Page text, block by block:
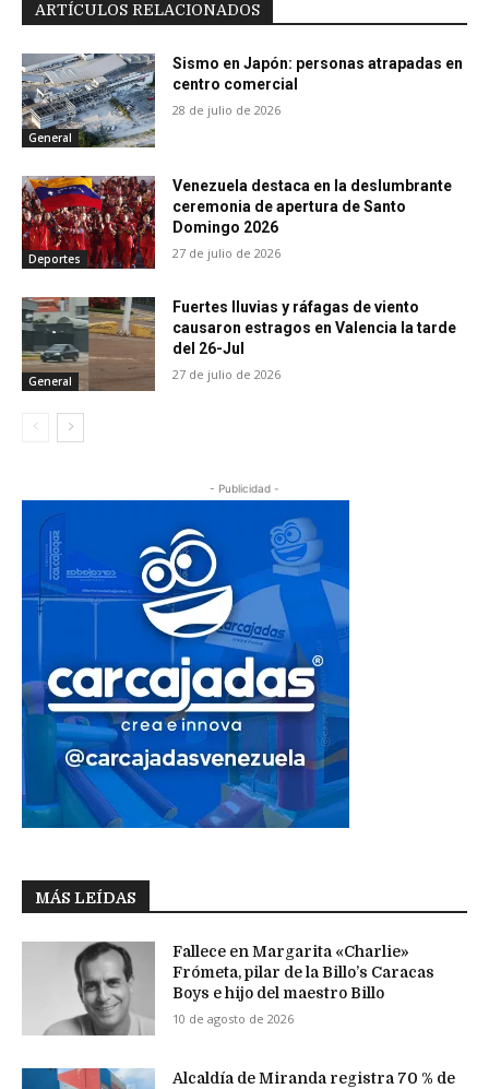
ARTÍCULOS RELACIONADOS
General
Sismo en Japón: personas atrapadas en
centro comercial
28 de julio de 2026
Deportes
Venezuela destaca en la deslumbrante
ceremonia de apertura de Santo
Domingo 2026
27 de julio de 2026
General
Fuertes lluvias y ráfagas de viento
causaron estragos en Valencia la tarde
del 26-Jul
27 de julio de 2026
- Publicidad -
MÁS LEÍDAS
Fallece en Margarita «Charlie»
Frómeta, pilar de la Billo’s Caracas
Boys e hijo del maestro Billo
10 de agosto de 2026
Alcaldía de Miranda registra 70 % de